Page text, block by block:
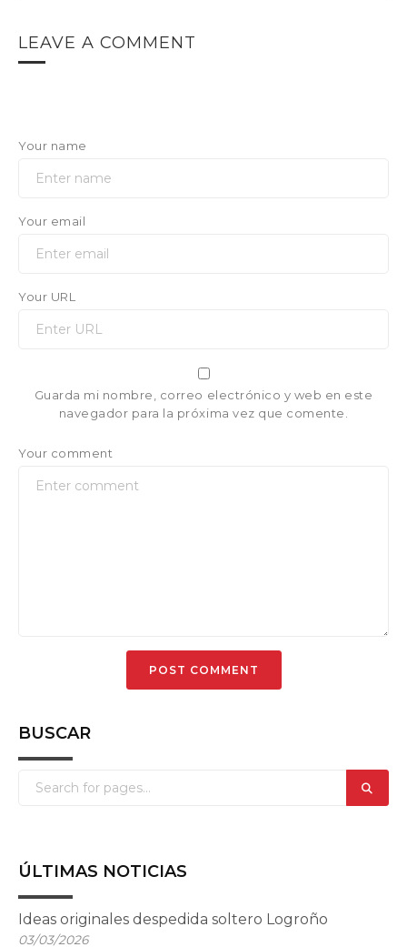
LEAVE A COMMENT
Your name
Your email
Your URL
Guarda mi nombre, correo electrónico y web en este
navegador para la próxima vez que comente.
Your comment
BUSCAR
ÚLTIMAS NOTICIAS
Ideas originales despedida soltero Logroño
03/03/2026